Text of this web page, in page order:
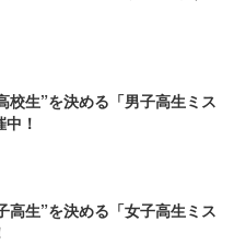
校生”を決める「男子高生ミス
！
高生”を決める「女子高生ミス